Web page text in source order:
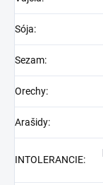
Sója:
Sezam:
Orechy:
Arašidy:
INTOLERANCIE: